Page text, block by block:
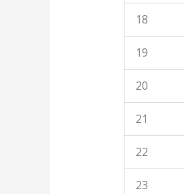
18
19
20
21
22
23